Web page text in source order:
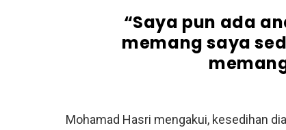
“Saya pun ada
memang saya
Mohamad Hasri mengakui, kesedihan